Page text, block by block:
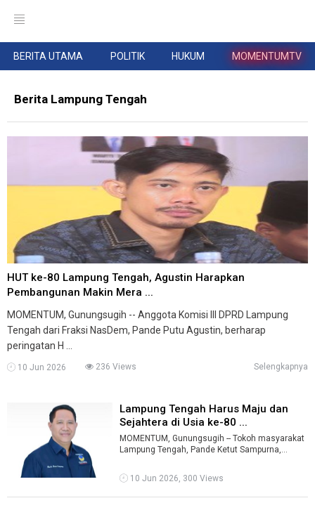
BERITA UTAMA POLITIK HUKUM MOMENTUMTV
Berita Lampung Tengah
HUT ke-80 Lampung Tengah, Agustin Harapkan
Pembangunan Makin Mera ...
MOMENTUM, Gunungsugih -- Anggota Komisi III DPRD Lampung
Tengah dari Fraksi NasDem, Pande Putu Agustin, berharap
peringatan H ...
10 Jun 2026 236 Views Selengkapnya
Lampung Tengah Harus Maju dan
Sejahtera di Usia ke-80 ...
MOMENTUM, Gunungsugih -- Tokoh masyarakat
Lampung Tengah, Pande Ketut Sampurna,
8 ...
10 Jun 2026, 300 Views